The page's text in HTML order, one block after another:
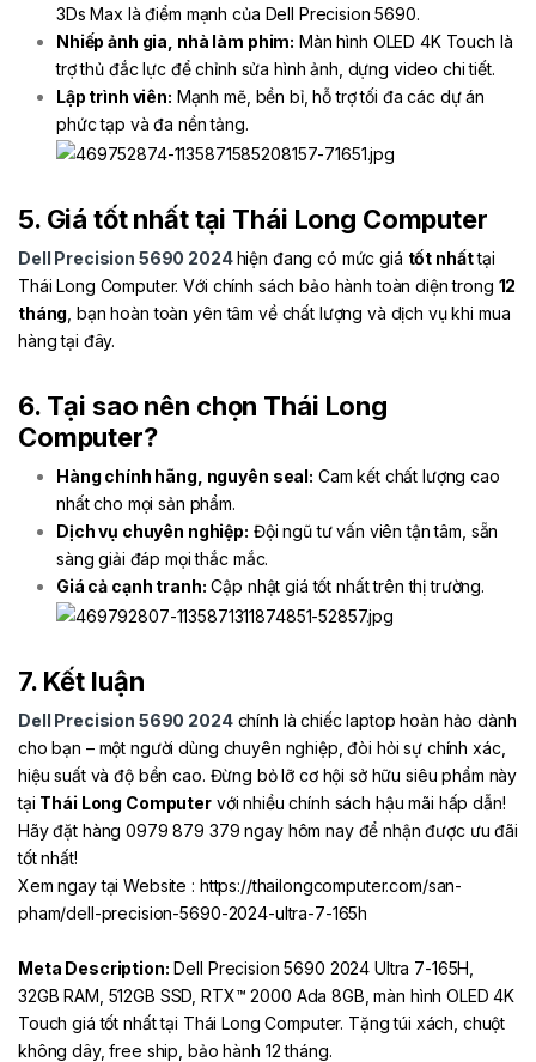
3Ds Max là điểm mạnh của Dell Precision 5690.
Nhiếp ảnh gia, nhà làm phim: Màn hình OLED 4K Touch là
trợ thủ đắc lực để chỉnh sửa hình ảnh, dựng video chi tiết.
Lập trình viên: Mạnh mẽ, bền bỉ, hỗ trợ tối đa các dự án
phức tạp và đa nền tảng.
5. Giá tốt nhất tại Thái Long Computer
Dell Precision 5690 2024hiện đang có mức giá tốt nhấttại
Thái Long Computer. Với chính sách bảo hành toàn diện trong 12
tháng , bạn hoàn toàn yên tâm về chất lượng và dịch vụ khi mua
hàng tại đây.
6. Tại sao nên chọn Thái Long
Computer?
Hàng chính hãng, nguyên seal: Cam kết chất lượng cao
nhất cho mọi sản phẩm.
Dịch vụ chuyên nghiệp: Đội ngũ tư vấn viên tận tâm, sẵn
sàng giải đáp mọi thắc mắc.
Giá cả cạnh tranh: Cập nhật giá tốt nhất trên thị trường.
7. Kết luận
Dell Precision 5690 2024chính là chiếc laptop hoàn hảo dành
cho bạn – một người dùng chuyên nghiệp, đòi hỏi sự chính xác,
hiệu suất và độ bền cao. Đừng bỏ lỡ cơ hội sở hữu siêu phẩm này
tại Thái Long Computervới nhiều chính sách hậu mãi hấp dẫn!
Hãy đặt hàng 0979 879 379 ngay hôm nay để nhận được ưu đãi
tốt nhất!
Xem ngay tại Website : https://thailongcomputer.com/san-
pham/dell-precision-5690-2024-ultra-7-165h
Meta Description: Dell Precision 5690 2024 Ultra 7-165H,
32GB RAM, 512GB SSD, RTX™️ 2000 Ada 8GB, màn hình OLED 4K
Touch giá tốt nhất tại Thái Long Computer. Tặng túi xách, chuột
không dây, free ship, bảo hành 12 tháng.